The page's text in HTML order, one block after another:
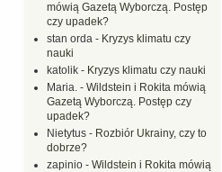
mówią Gazetą Wyborczą. Postęp
czy upadek?
stan orda - Kryzys klimatu czy
nauki
katolik - Kryzys klimatu czy nauki
Maria. - Wildstein i Rokita mówią
Gazetą Wyborczą. Postęp czy
upadek?
Nietytus - Rozbiór Ukrainy, czy to
dobrze?
zapinio - Wildstein i Rokita mówią